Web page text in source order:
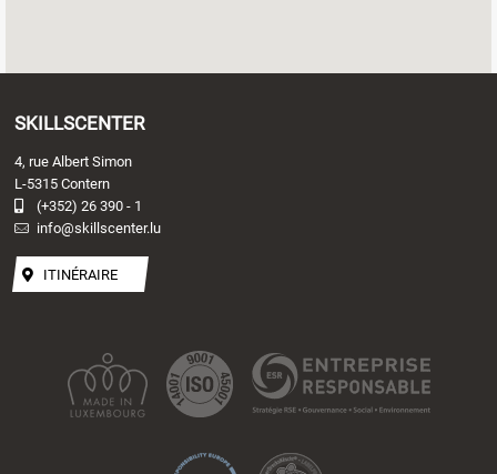
SKILLSCENTER
4, rue Albert Simon
L-5315 Contern
(+352) 26 390 - 1
info@skillscenter.lu
ITINÉRAIRE